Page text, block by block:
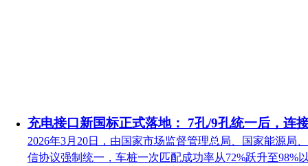
充电接口新国标正式落地： 7孔/9孔统一后，连
2026年3月20日，由国家市场监督管理总局、国家能源局
信协议强制统一，车桩一次匹配成功率从72%跃升至